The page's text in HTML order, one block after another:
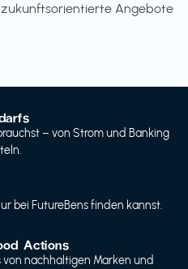
Angebote
– von Strom und Banking
bei FutureBens finden kannst.
Actions
von nachhaltigen Marken und